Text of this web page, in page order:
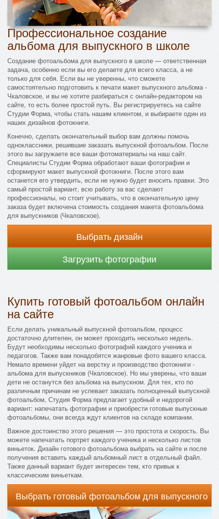
Профессиональное создание
альбома для выпускного в школе
Создание фотоальбома для выпускного в школе — ответственная
задача, особенно если вы его делаете для всего класса, а не
только для себя. Если вы не уверенны, что сможете
самостоятельно подготовить к печати макет выпускного альбома -
Чкаловское, и вы не хотите разбираться с онлайн-редактором на
сайте, то есть более простой путь. Вы регистрируетесь на сайте
Студии Форма, чтобы стать нашим клиентом, и выбираете один из
наших дизайнов фотокниги.
Конечно, сделать окончательный выбор вам должны помочь
одноклассники, решившие заказать выпускной фотоальбом. После
этого вы загружаете все ваши фотоматериалы на наш сайт.
Специалисты Студии Форма обработают ваши фотографии и
сформируют макет выпускной фотокниги. После этого вам
останется его утвердить, если не нужно будет вносить правки. Это
самый простой вариант, всю работу за вас сделают
профессионалы, но стоит учитывать, что в окончательную цену
заказа будет включена стоимость создания макета фотоальбома
для выпускников (Чкаловское).
Выбрать дизайн
Загрузить фотографии
Купить готовый фотоальбом онлайн
на сайте
Если делать уникальный выпускной фотоальбом, процесс
достаточно длителен, он может проходить несколько недель.
Будут необходимы несколько фотографий каждого ученика и
педагогов. Также вам понадобятся жанровые фото вашего класса.
Немало времени уйдет на верстку и производство фотокниги -
альбома для выпускников (Чкаловское). Но мы уверены, что ваши
дети не останутся без альбома на выпускном. Для тех, кто по
различным причинам не успевает заказать полноценный выпускной
фотоальбом, Студия Форма предлагает удобный и недорогой
вариант: напечатать фотографии и приобрести готовые выпускные
фотоальбомы, они всегда ждут клиентов на складе компании.
Важное достоинство этого решения — это простота и скорость. Вы
можете напечатать портрет каждого ученика и несколько листов
виньеток. Дизайн готового фотоальбома выбрать на сайте и после
получения вставить каждый альбомный лист в отдельный файл.
Также данный вариант будет интересен тем, кто привык к
классическим виньеткам.
Выбрать готовый фотоальбом для выпускного